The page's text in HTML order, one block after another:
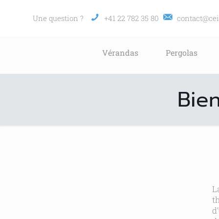
Une question ? +41 22 782 35 80
Vérandas Pergolas